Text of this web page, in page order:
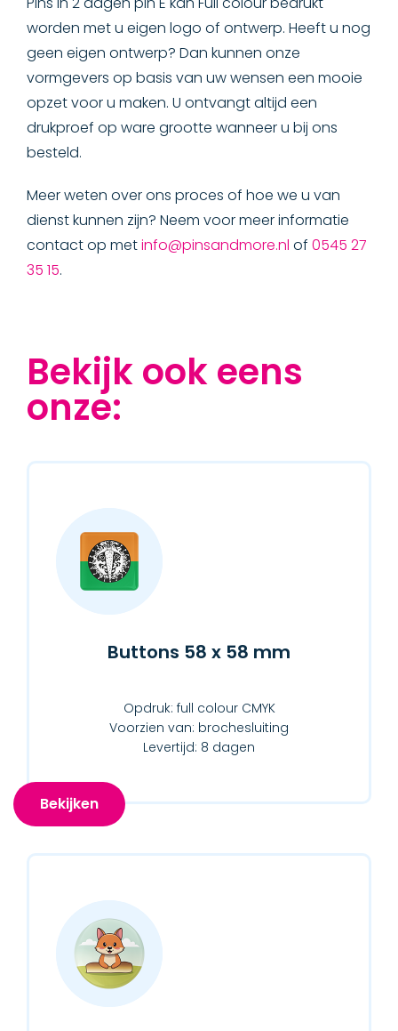
worden met u eigen logo of ontwerp. Heeft u nog
geen eigen ontwerp? Dan kunnen onze
vormgevers op basis van uw wensen een mooie
opzet voor u maken. U ontvangt altijd een
drukproef op ware grootte wanneer u bij ons
besteld.
Meer weten over ons proces of hoe we u van
dienst kunnen zijn? Neem voor meer informatie
contact op metinfo@pinsandmore.nl of 0545 27
35 15.
Bekijk ook eens
onze:
Buttons 58 x 58 mm
Opdruk: full colour CMYK
Voorzien van: brochesluiting
Levertijd: 8 dagen
Bekijken